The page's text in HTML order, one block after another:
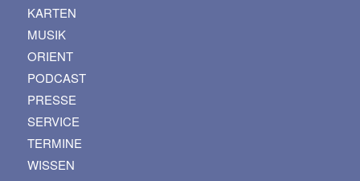
KARTEN
MUSIK
ORIENT
PODCAST
PRESSE
SERVICE
TERMINE
WISSEN